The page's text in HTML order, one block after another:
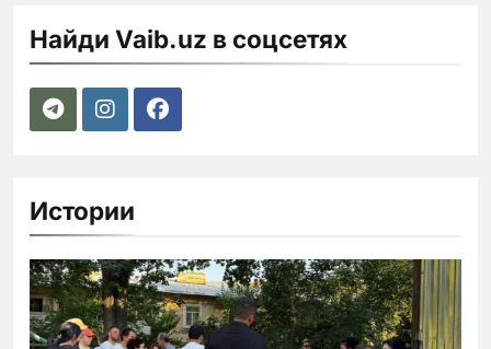
Найди Vaib.uz в соцсетях
Истории